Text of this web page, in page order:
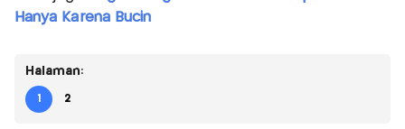
Hanya Karena Bucin
Halaman:
1 2